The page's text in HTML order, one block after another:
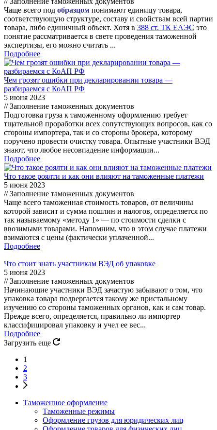
Чаще всего под образцом понимают единицу товара,
соответствующую структуре, составу и свойствам всей партии
товара, либо единичный объект. Хотя в 388 ст. ТК ЕАЭС это
понятие рассматривается в свете проведения таможенной
экспертизы, его можно считать ...
Подробнее
Чем грозят ошибки при декларировании товара —
разбираемся с КоАП РФ
5 июня 2023
// Заполнение таможенных документов
Подготовка груза к таможенному оформлению требует
тщательной проработки всех сопутствующих вопросов, как со
стороны импортера, так и со стороны брокера, которому
поручено провести очистку товара. Опытные участники ВЭД
знают, что любое несовпадение информации...
Подробнее
Что такое роялти и как они влияют на таможенные платежи
5 июня 2023
// Заполнение таможенных документов
Чаще всего таможенная стоимость товаров, от величины
которой зависит и сумма пошлин и налогов, определяется по
так называемому «методу 1» — по стоимости сделки с
ввозимыми товарами. Напомним, что в этом случае платежи
взимаются с цены (фактически уплаченной...
Подробнее
Что стоит знать участникам ВЭД об упаковке
5 июня 2023
// Заполнение таможенных документов
Начинающие участники ВЭД зачастую забывают о том, что
упаковка товара подвергается такому же пристальному
изучению со стороны таможенных органов, как и сам товар.
Прежде всего, определяется, правильно ли импортер
классифицировал упаковку и учел ее вес...
Подробнее
Загрузить еще
1
2
3
Таможенное оформление
Таможенные режимы
Оформление грузов для юридических лиц